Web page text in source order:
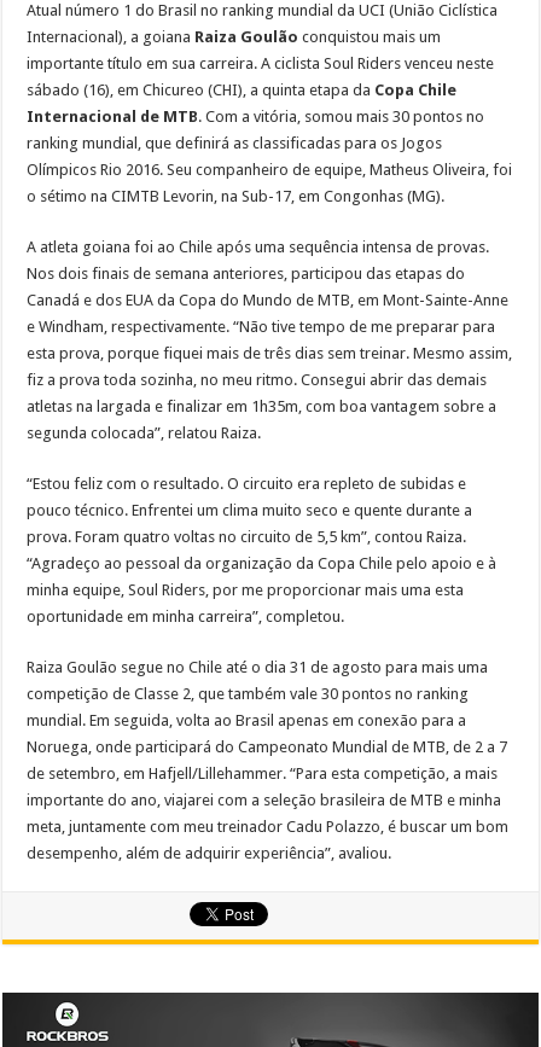
Atual número 1 do Brasil no ranking mundial da UCI (União Ciclística
Internacional), a goiana Raiza Goulão conquistou mais um
importante título em sua carreira. A ciclista Soul Riders venceu neste
sábado (16), em Chicureo (CHI), a quinta etapa da Copa Chile
Internacional de MTB. Com a vitória, somou mais 30 pontos no
ranking mundial, que definirá as classificadas para os Jogos
Olímpicos Rio 2016. Seu companheiro de equipe, Matheus Oliveira, foi
o sétimo na CIMTB Levorin, na Sub-17, em Congonhas (MG).
A atleta goiana foi ao Chile após uma sequência intensa de provas.
Nos dois finais de semana anteriores, participou das etapas do
Canadá e dos EUA da Copa do Mundo de MTB, em Mont-Sainte-Anne
e Windham, respectivamente. “Não tive tempo de me preparar para
esta prova, porque fiquei mais de três dias sem treinar. Mesmo assim,
fiz a prova toda sozinha, no meu ritmo. Consegui abrir das demais
atletas na largada e finalizar em 1h35m, com boa vantagem sobre a
segunda colocada”, relatou Raiza.
“Estou feliz com o resultado. O circuito era repleto de subidas e
pouco técnico. Enfrentei um clima muito seco e quente durante a
prova. Foram quatro voltas no circuito de 5,5 km”, contou Raiza.
“Agradeço ao pessoal da organização da Copa Chile pelo apoio e à
minha equipe, Soul Riders, por me proporcionar mais uma esta
oportunidade em minha carreira”, completou.
Raiza Goulão segue no Chile até o dia 31 de agosto para mais uma
competição de Classe 2, que também vale 30 pontos no ranking
mundial. Em seguida, volta ao Brasil apenas em conexão para a
Noruega, onde participará do Campeonato Mundial de MTB, de 2 a 7
de setembro, em Hafjell/Lillehammer. “Para esta competição, a mais
importante do ano, viajarei com a seleção brasileira de MTB e minha
meta, juntamente com meu treinador Cadu Polazzo, é buscar um bom
desempenho, além de adquirir experiência”, avaliou.